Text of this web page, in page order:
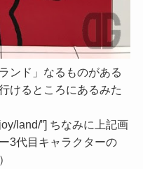
ンド」なるものがある
けるところにあるみた
land/”] ちなみに上記画
3代目キャラクターの